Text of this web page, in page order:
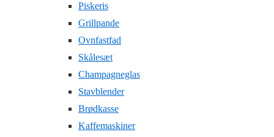
Piskeris
Grillpande
Ovnfastfad
Skålesæt
Champagneglas
Stavblender
Brødkasse
Kaffemaskiner